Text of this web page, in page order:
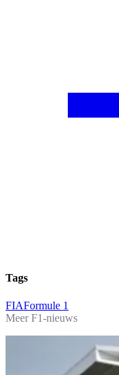
Tags
FIAFormule 1
Meer F1-nieuws